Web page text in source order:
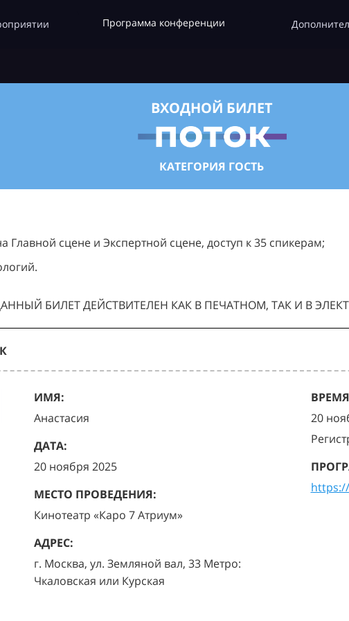
Программа конференции
ВХОДНОЙ БИЛЕТ
КАТЕГОРИЯ ГОСТЬ
сцене и Экспертной сцене, доступ к 35 спикерам;
БИЛЕТ ДЕЙСТВИТЕЛЕН КАК В ПЕЧАТНОМ, ТАК И В
ИМЯ:
Анастасия
ДАТА:
20 ноября 2025
МЕСТО ПРОВЕДЕНИЯ:
Кинотеатр «Каро 7 Атриум»
АДРЕС:
г. Москва, ул. Земляной вал, 33 Метро:
Чкаловская или Курская
20